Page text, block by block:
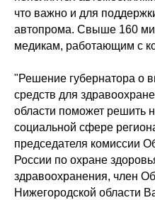
что важно и для
автопрома. Свыше 160
медикам, работающим с
"Решение губернатора о
средств для
области поможет решить
социальной сфере
председателя комиссии
России по охране
здравоохранения, член
Нижегородской области